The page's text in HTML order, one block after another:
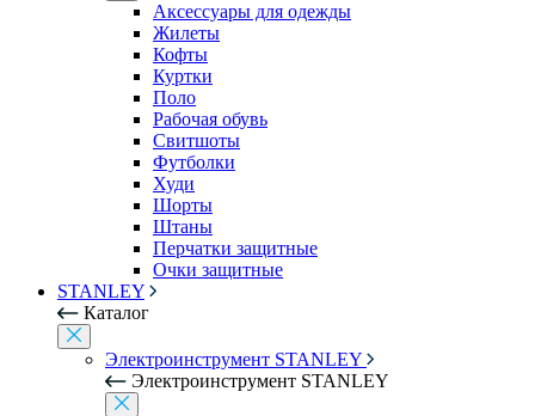
Аксессуары для одежды
Жилеты
Кофты
Куртки
Поло
Рабочая обувь
Свитшоты
Футболки
Худи
Шорты
Штаны
Перчатки защитные
Очки защитные
STANLEY
Каталог
Электроинструмент STANLEY
Электроинструмент STANLEY